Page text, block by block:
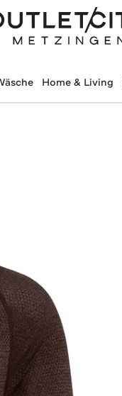
Home & Living